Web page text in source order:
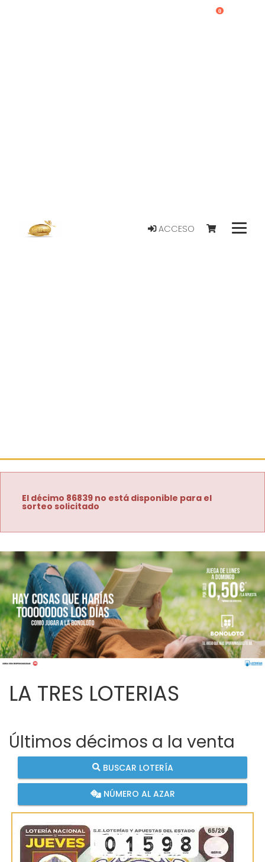
ACCESO
0
El décimo 86839 no está disponible para el
sorteo solicitado
LA TRES LOTERIAS
Últimos décimos a la venta
BUSCAR LOTERÍA
NÚMERO AL AZAR